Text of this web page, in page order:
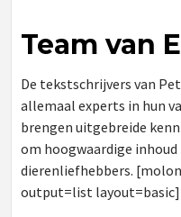
Team van
De tekstschrijvers van
allemaal experts in hun
brengen uitgebreide
om hoogwaardige
dierenliefhebbers.
output=list layout=basic]